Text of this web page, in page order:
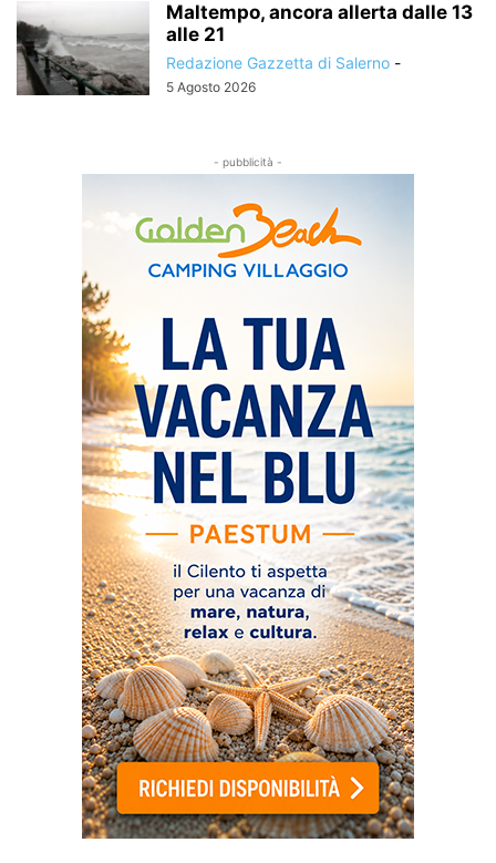
Maltempo, ancora allerta dalle 13
alle 21
Redazione Gazzetta di Salerno -
5 Agosto 2026
- pubblicità -